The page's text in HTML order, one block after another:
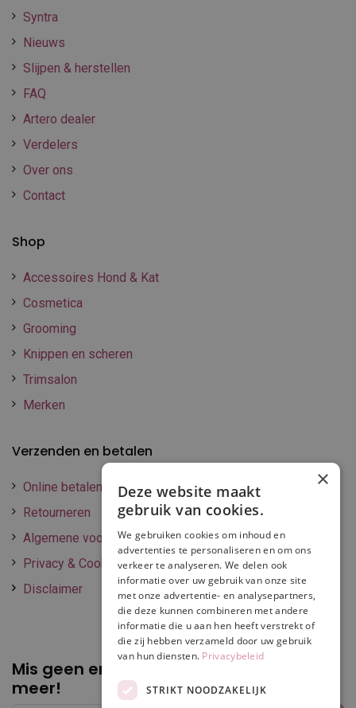
Syntra
Nieuws
Slijpen & herstellen
FAQ
Artero dealer
Verdelers
Over ons
Contact
Shop
Accessoires Hond & Kat
Cosmetica
Grooming
Knippen en scheren
Trimsalon
Merken
Verzenden en betalen
Online betalen
Retourneren
Algemene voorwaarden
Privacy & Cookie policy
Disclaimer
Mis geen enkele
promotie of korting
meer!
×
Deze website maakt
gebruik van cookies.
We gebruiken cookies om inhoud en
advertenties te personaliseren en om ons
verkeer te analyseren. We delen ook
informatie over uw gebruik van onze site
met onze advertentie- en analysepartners,
die deze kunnen combineren met andere
informatie die u aan hen heeft verstrekt of
die zij hebben verzameld door uw gebruik
van hun diensten. Privacybeleid
STRIKT NOODZAKELIJK